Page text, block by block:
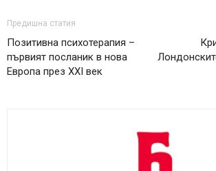
Предишна статия
Позитивна психотерапия –
първият посланик в нова
Европа през ХХI век